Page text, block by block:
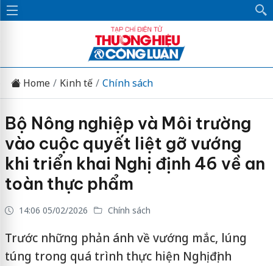
Home Kinh tế Chính sách
Bộ Nông nghiệp và Môi trường
vào cuộc quyết liệt gỡ vướng
khi triển khai Nghị định 46 về an
toàn thực phẩm
14:06 05/02/2026 Chính sách
Trước những phản ánh về vướng mắc, lúng
túng trong quá trình thực hiện Nghị định